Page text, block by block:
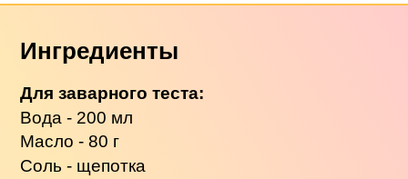
Ингредиенты
Для заварного теста:
Вода - 200 мл
Масло - 80 г
Соль - щепотка